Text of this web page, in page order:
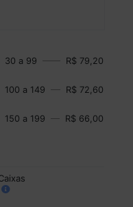
30 a 99 R$ 79,20
100 a 149 R$ 72,60
150 a 199 R$ 66,00